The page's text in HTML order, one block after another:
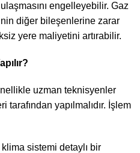
engelleyebilir. Gaz
diğer bileşenlerine zarar
yere maliyetini artırabilir.
uzman teknisyenler
yapılmalıdır. İşlem
sistemi detaylı bir